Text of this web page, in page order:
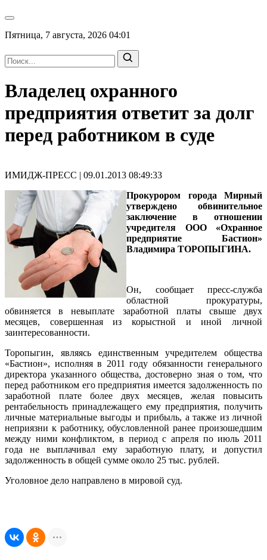
Пятница, 7 августа, 2026 04:01
Владелец охранного
предприятия ответит за долг
перед работником в суде
ИМИДЖ-ПРЕСС | 09.01.2013 08:49:33
Прокурором города Мирный
утверждено обвинительное
заключение в отношении
учредителя ООО «Охранное
предприятие Бастион»
Владимира ТОРОПЫГИНА.
Он, сообщает пресс-служба
областной прокуратуры,
обвиняется в невыплате заработной платы свыше двух
месяцев, совершенная из корыстной и иной личной
заинтересованности.
Торопыгин, являясь единственным учредителем общества
«Бастион», исполняя в 2011 году обязанности генерального
директора указанного общества, достоверно зная о том, что
перед работником его предприятия имеется задолженность по
заработной плате более двух месяцев, желая повысить
рентабельность принадлежащего ему предприятия, получить
личные материальные выгоды и прибыль, а также из личной
неприязни к работнику, обусловленной ранее произошедшим
между ними конфликтом, в период с апреля по июль 2011
года не выплачивал ему заработную плату, и допустил
задолженность в общей сумме около 25 тыс. рублей.
Уголовное дело направлено в мировой суд.